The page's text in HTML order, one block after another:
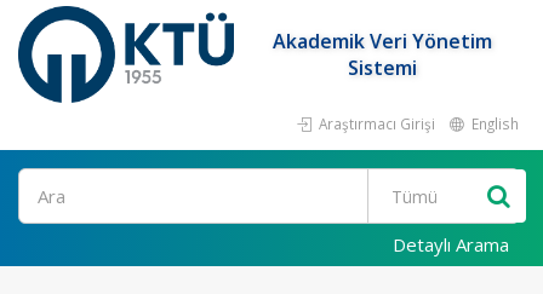
Akademik Veri Yönetim
Sistemi
Araştırmacı Girişi English
Ara
Detaylı Arama